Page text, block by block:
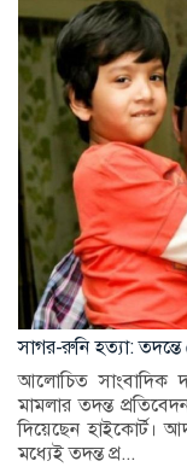
সাগর-রুনি হত্যা:
আলোচিত সাংবাদিক
মামলার তদন্ত
দিয়েছেন হাইকোর্ট।
মধ্যেই তদন্ত প্র...